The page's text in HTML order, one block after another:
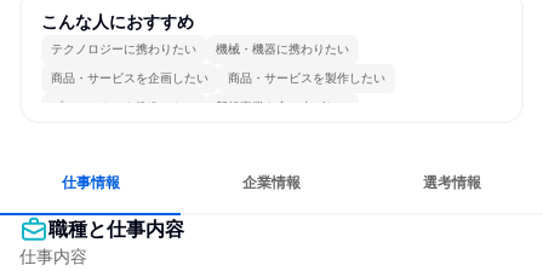
こんな人におすすめ
テクノロジーに携わりたい 機械・機器に携わりたい
商品・サービスを企画したい 商品・サービスを製作したい
プロジェクトを推進したい 新規事業を立ち上げたい
仕事情報 企業情報 選考情報
職種と仕事内容
仕事内容